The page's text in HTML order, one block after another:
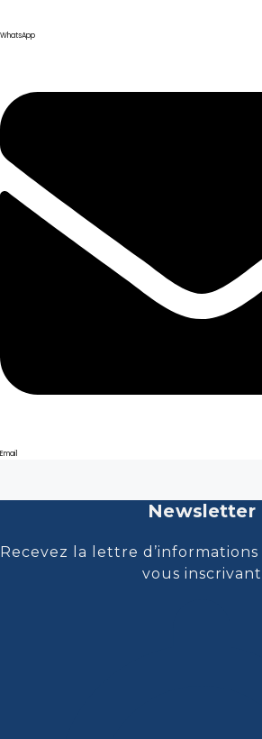
WhatsApp
Email
Newsletter
Recevez la lettre
vous inscrivant